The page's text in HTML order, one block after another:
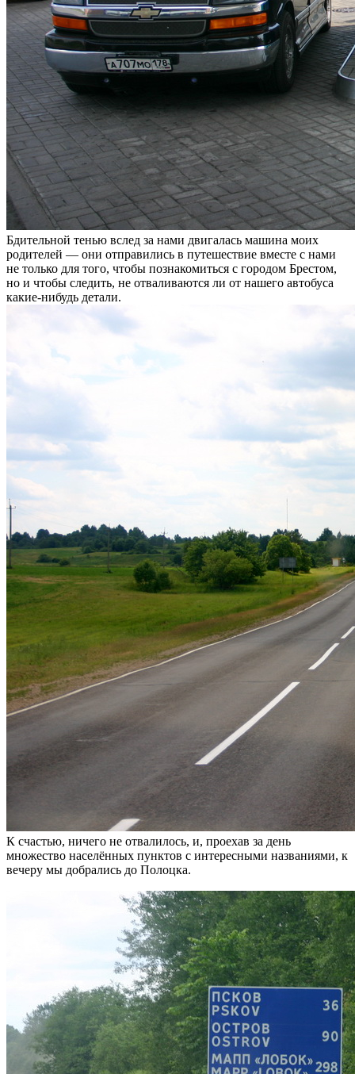
Бдительной тенью вслед за нами двигалась машина моих
родителей — они отправились в путешествие вместе с нами
не только для того, чтобы познакомиться с городом Брестом,
но и чтобы следить, не отваливаются ли от нашего автобуса
какие-нибудь детали.
К счастью, ничего не отвалилось, и, проехав за день
множество населённых пунктов с интересными названиями, к
вечеру мы добрались до Полоцка.